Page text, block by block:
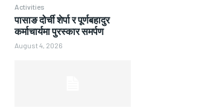
Activities
पासाङ दोर्ची शेर्पा र पूर्णबहादुर
कर्माचार्यमा पुरस्कार समर्पण
August 4, 2026